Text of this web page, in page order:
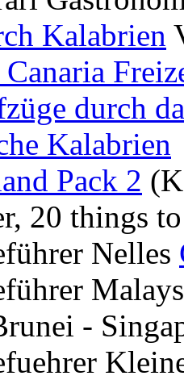
Kalabrien
Canaria
durch
Kalabrien
Pack 2
20 things
Nelles
-